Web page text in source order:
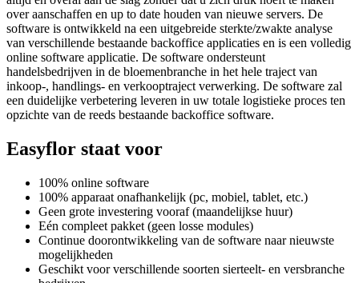
over aanschaffen en up to date houden van nieuwe servers. De
software is ontwikkeld na een uitgebreide sterkte/zwakte analyse
van verschillende bestaande backoffice applicaties en is een volledig
online software applicatie. De software ondersteunt
handelsbedrijven in de bloemenbranche in het hele traject van
inkoop-, handlings- en verkooptraject verwerking. De software zal
een duidelijke verbetering leveren in uw totale logistieke proces ten
opzichte van de reeds bestaande backoffice software.
Easyflor staat voor
100% online software
100% apparaat onafhankelijk (pc, mobiel, tablet, etc.)
Geen grote investering vooraf (maandelijkse huur)
Eén compleet pakket (geen losse modules)
Continue doorontwikkeling van de software naar nieuwste
mogelijkheden
Geschikt voor verschillende soorten sierteelt- en versbranche